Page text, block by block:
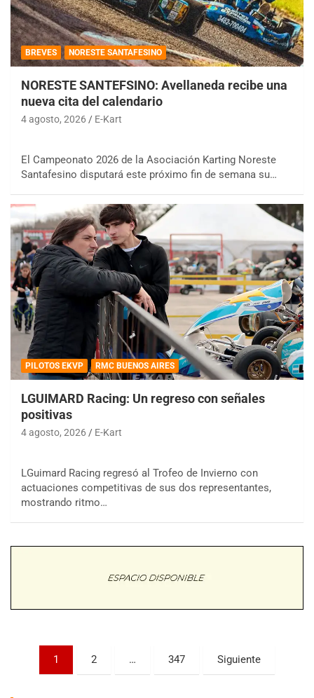
BREVES NORESTE SANTAFESINO
NORESTE SANTEFSINO: Avellaneda recibe una
nueva cita del calendario
4 agosto, 2026 E-Kart
El Campeonato 2026 de la Asociación Karting Noreste
Santafesino disputará este próximo fin de semana su…
PILOTOS EKVP RMC BUENOS AIRES
LGUIMARD Racing: Un regreso con señales
positivas
4 agosto, 2026 E-Kart
LGuimard Racing regresó al Trofeo de Invierno con
actuaciones competitivas de sus dos representantes,
mostrando ritmo…
Paginación
1 2 … 347 Siguiente
COBERTURA ESPECIAL DE E-KART.COM.AR
08/09-AGO
Trenque Lauquen (Buenos Aires)
Parque de la Velocidad (Asfalto)
Villaguay (Entre Ríos)